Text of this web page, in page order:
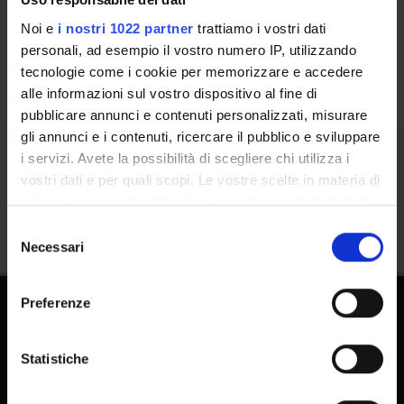
Noi e i nostri 1022 partner trattiamo i vostri dati
personali, ad esempio il vostro numero IP, utilizzando
tecnologie come i cookie per memorizzare e accedere
alle informazioni sul vostro dispositivo al fine di
pubblicare annunci e contenuti personalizzati, misurare
gli annunci e i contenuti, ricercare il pubblico e sviluppare
i servizi. Avete la possibilità di scegliere chi utilizza i
vostri dati e per quali scopi. Le vostre scelte in materia di
privacy sono applicabili solo su questa proprietà digitale
modificare o revocare il proprio consenso in qualsiasi
momento dalla Dichiarazione sui cookie o facendo clic
raccogliere informazioni sulla tua posizione
geografica, con un'approssimazione di qualche
delNecessari
Preferenze
Statistiche
Calendario
Condividi